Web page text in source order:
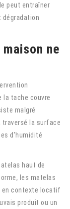
peut entraîner
dégradation
ne
la tache couvre
malgré
traversé la surface
d’humidité
haut de
les matelas
contexte locatif
produit ou un